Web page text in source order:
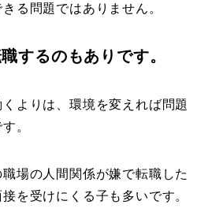
る問題ではありません。
するのもありです。
よりは、環境を変えれば問題
。
場の人間関係が嫌で転職した
を受けにくる子も多いです。